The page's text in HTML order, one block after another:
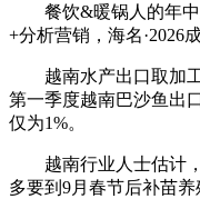
餐饮&暖锅人的年中
+分析营销，海名·2026
越南水产出口取加工
第一季度越南巴沙鱼出
仅为1%。
越南行业人士估计，
多要到9月春节后补苗